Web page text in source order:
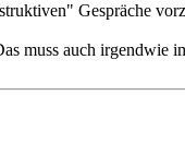
Gespräche
muss auch irgendwie